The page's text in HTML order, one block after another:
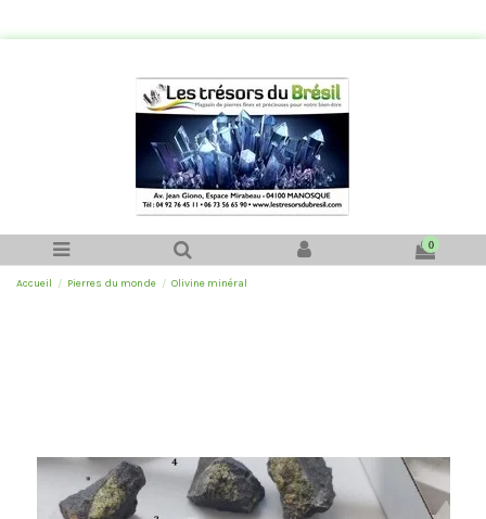
0
Accueil Pierres du monde Olivine minéral